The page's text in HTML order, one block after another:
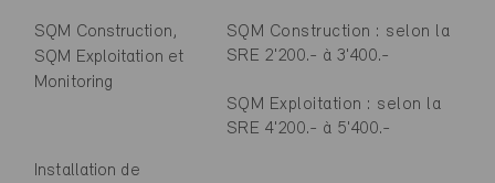
SQM Construction,
SQM Exploitation et
Monitoring
SQM Construction : selon la
SRE 2'200.- à 3'400.-
SQM Exploitation : selon la
SRE 4'200.- à 5'400.-
Installation de